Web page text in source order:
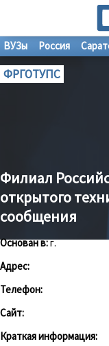
ВУЗы Россия
ФРГОТУПС
Филиал
открытого
сообщения
Основан в:г.
Адрес:
Телефон:
Сайт:
Краткая информация: